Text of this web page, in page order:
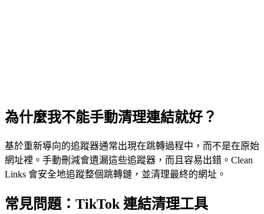
為什麼我不能手動清理連結就好？
基於重新導向的追蹤器通常出現在跳轉過程中，而不是在原始
網址裡。手動刪減會遺漏這些追蹤器，而且容易出錯。Clean
Links 會安全地追蹤整個跳轉鏈，並清理最終的網址。
常見問題：TikTok 連結清理工具